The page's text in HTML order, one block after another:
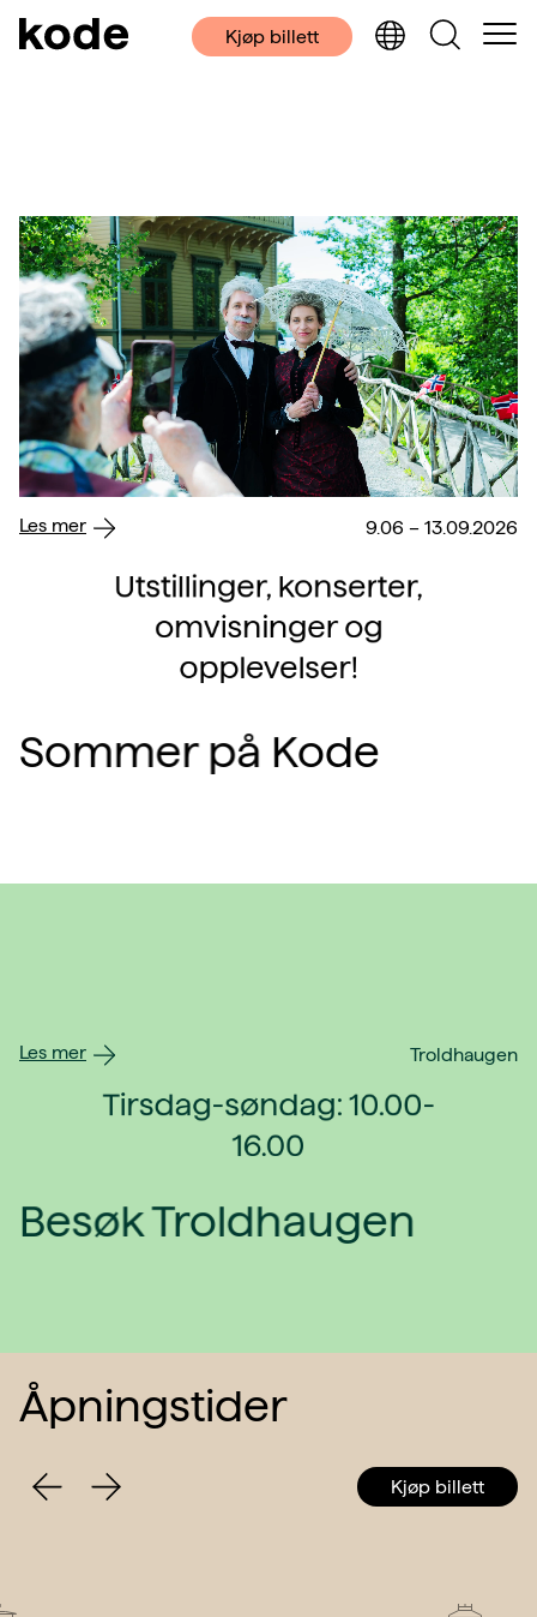
Kjøp billett
9.06 – 13.09.2026
Les mer
Utstillinger, konserter,
omvisninger og
opplevelser!
Sommer på Kode
Troldhaugen
Les mer
Tirsdag-søndag: 10.00-
16.00
Besøk Troldhaugen
Åpningstider
Forrige
Kjøp billett